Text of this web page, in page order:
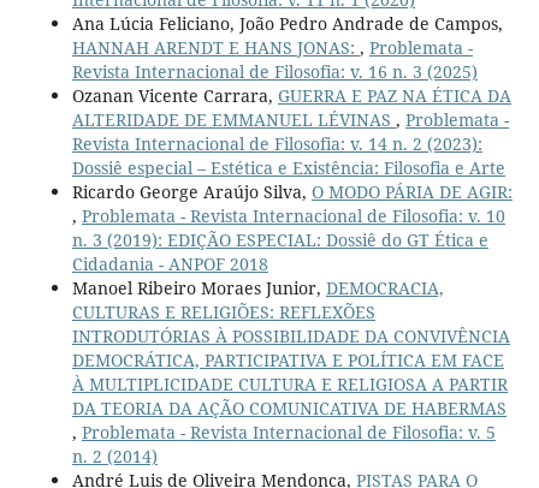
Ana Lúcia Feliciano, João Pedro Andrade de Campos,
HANNAH ARENDT E HANS JONAS: , Problemata -
Revista Internacional de Filosofia: v. 16 n. 3 (2025)
Ozanan Vicente Carrara, GUERRA E PAZ NA ÉTICA DA
ALTERIDADE DE EMMANUEL LÉVINAS , Problemata -
Revista Internacional de Filosofia: v. 14 n. 2 (2023):
Dossiê especial – Estética e Existência: Filosofia e Arte
Ricardo George Araújo Silva, O MODO PÁRIA DE AGIR:
, Problemata - Revista Internacional de Filosofia: v. 10
n. 3 (2019): EDIÇÃO ESPECIAL: Dossiê do GT Ética e
Cidadania - ANPOF 2018
Manoel Ribeiro Moraes Junior, DEMOCRACIA,
CULTURAS E RELIGIÕES: REFLEXÕES
INTRODUTÓRIAS À POSSIBILIDADE DA CONVIVÊNCIA
DEMOCRÁTICA, PARTICIPATIVA E POLÍTICA EM FACE
À MULTIPLICIDADE CULTURA E RELIGIOSA A PARTIR
DA TEORIA DA AÇÃO COMUNICATIVA DE HABERMAS
, Problemata - Revista Internacional de Filosofia: v. 5
n. 2 (2014)
André Luis de Oliveira Mendonca, PISTAS PARA O